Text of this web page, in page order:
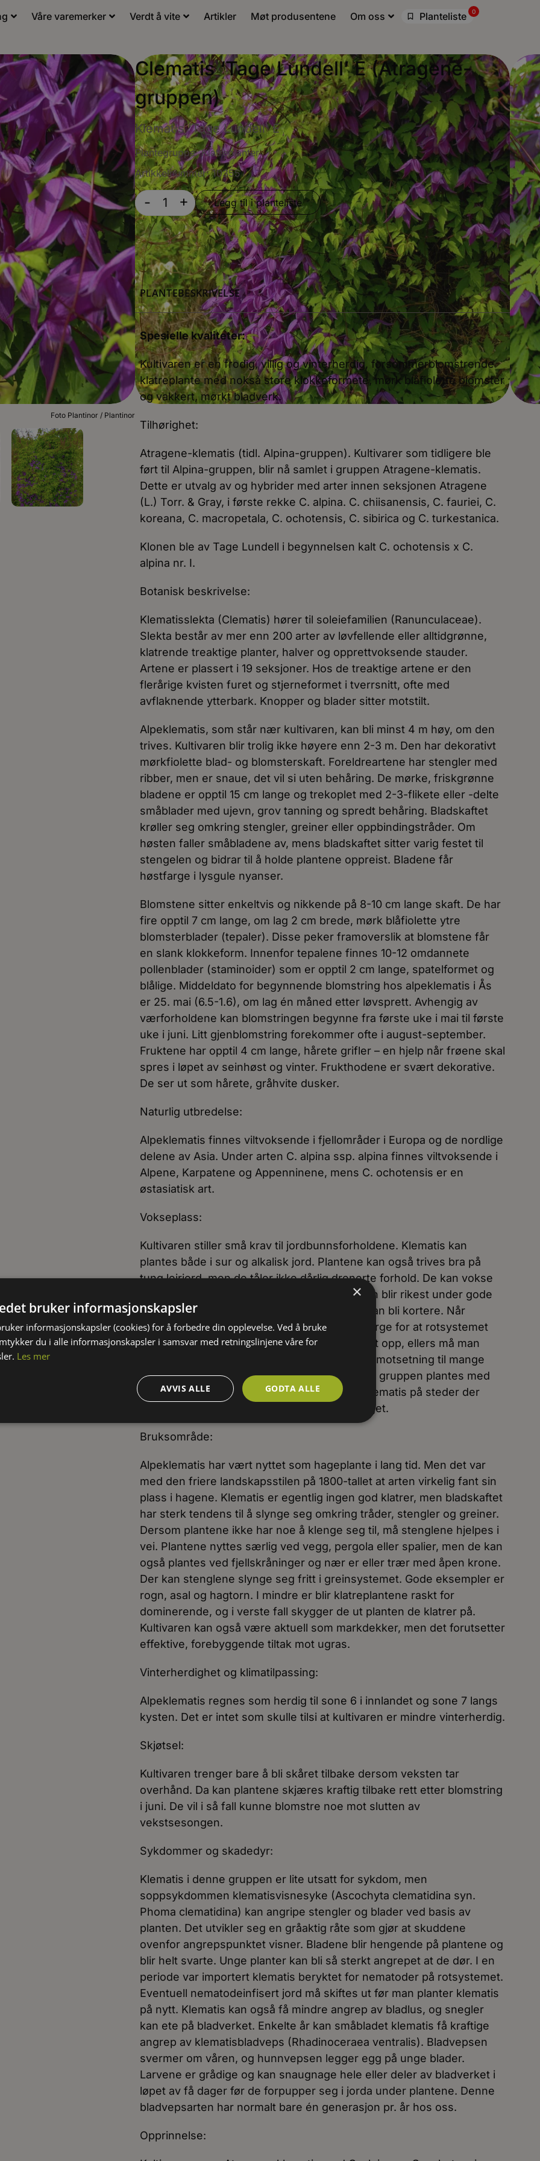
Våre varemerker Verdt å vite Artikler Møt produsentene Om oss Planteliste 0
Foto Plantinor / Plantinor
Clematis ‘Tage Lundell’ E (Atragene-
gruppen)
Klematis 'Tage Lundell' E
Plantegruppe:Klatreplanter
Artikkelnummer: 10355
- + Legg til i planteliste
PLANTEBESKRIVELSE
Spesielle kvaliteter:
Kultivaren er en frodig, villig og vinterherdig, forsommerblomstrende
klatreplante med nokså store klokkeformete, mørk blåfiolette blomster
og vakkert, mørkt bladverk.
Tilhørighet:
Atragene-klematis (tidl. Alpina-gruppen). Kultivarer som tidligere ble
ført til Alpina-gruppen, blir nå samlet i gruppen Atragene-klematis.
Dette er utvalg av og hybrider med arter innen seksjonen Atragene
(L.) Torr. & Gray, i første rekke C. alpina. C. chiisanensis, C. fauriei, C.
koreana, C. macropetala, C. ochotensis, C. sibirica og C. turkestanica.
Klonen ble av Tage Lundell i begynnelsen kalt C. ochotensis x C.
alpina nr. I.
Botanisk beskrivelse:
Klematisslekta (Clematis) hører til soleiefamilien (Ranunculaceae).
Slekta består av mer enn 200 arter av løvfellende eller alltidgrønne,
klatrende treaktige planter, halver og opprettvoksende stauder.
Artene er plassert i 19 seksjoner. Hos de treaktige artene er den
flerårige kvisten furet og stjerneformet i tverrsnitt, ofte med
avflaknende ytterbark. Knopper og blader sitter motstilt.
Alpeklematis, som står nær kultivaren, kan bli minst 4 m høy, om den
trives. Kultivaren blir trolig ikke høyere enn 2-3 m. Den har dekorativt
mørkfiolette blad- og blomsterskaft. Foreldreartene har stengler med
ribber, men er snaue, det vil si uten behåring. De mørke, friskgrønne
bladene er opptil 15 cm lange og trekoplet med 2-3-flikete eller -delte
småblader med ujevn, grov tanning og spredt behåring. Bladskaftet
krøller seg omkring stengler, greiner eller oppbindingstråder. Om
høsten faller småbladene av, mens bladskaftet sitter varig festet til
stengelen og bidrar til å holde plantene oppreist. Bladene får
høstfarge i lysgule nyanser.
Blomstene sitter enkeltvis og nikkende på 8-10 cm lange skaft. De har
fire opptil 7 cm lange, om lag 2 cm brede, mørk blåfiolette ytre
blomsterblader (tepaler). Disse peker framoverslik at blomstene får
en slank klokkeform. Innenfor tepalene finnes 10-12 omdannete
pollenblader (staminoider) som er opptil 2 cm lange, spatelformet og
blålige. Middeldato for begynnende blomstring hos alpeklematis i Ås
er 25. mai (6.5-1.6), om lag én måned etter løvsprett. Avhengig av
værforholdene kan blomstringen begynne fra første uke i mai til første
uke i juni. Litt gjenblomstring forekommer ofte i august-september.
Fruktene har opptil 4 cm lange, hårete grifler – en hjelp når frøene skal
spres i løpet av seinhøst og vinter. Frukthodene er svært dekorative.
De ser ut som hårete, gråhvite dusker.
Naturlig utbredelse:
Alpeklematis finnes viltvoksende i fjellområder i Europa og de nordlige
delene av Asia. Under arten C. alpina ssp. alpina finnes viltvoksende i
Alpene, Karpatene og Appenninene, mens C. ochotensis er en
østasiatisk art.
Vokseplass:
Kultivaren stiller små krav til jordbunnsforholdene. Klematis kan
plantes både i sur og alkalisk jord. Plantene kan også trives bra på
tung leirjord, men de tåler ikke dårlig drenerte forhold. De kan vokse
godt på skyggefulle steder, men blomstringen blir rikest under gode
lysforhold, selv om blomstringsperioden da kan bli kortere. Når
klematis blir plantet inntil en vegg, må man sørge for at rotsystemet
kommer utenfor det området som tørker raskt opp, ellers må man
vanne daglig inntil plantene er godt etablert. I motsetning til mange
andre klematis skal arter og kultivarer i denne gruppen plantes med
rothalsen i jordoverflaten. I naturen vokser klematis på steder der
rotsystemet og mange av stenglene er skygget.
Bruksområde:
Alpeklematis har vært nyttet som hageplante i lang tid. Men det var
med den friere landskapsstilen på 1800-tallet at arten virkelig fant sin
plass i hagene. Klematis er egentlig ingen god klatrer, men bladskaftet
har sterk tendens til å slynge seg omkring tråder, stengler og greiner.
Dersom plantene ikke har noe å klenge seg til, må stenglene hjelpes i
vei. Plantene nyttes særlig ved vegg, pergola eller spalier, men de kan
også plantes ved fjellskråninger og nær er eller trær med åpen krone.
Der kan stenglene slynge seg fritt i greinsystemet. Gode eksempler er
rogn, asal og hagtorn. I mindre er blir klatreplantene raskt for
dominerende, og i verste fall skygger de ut planten de klatrer på.
Kultivaren kan også være aktuell som markdekker, men det forutsetter
effektive, forebyggende tiltak mot ugras.
Vinterherdighet og klimatilpassing:
Alpeklematis regnes som herdig til sone 6 i innlandet og sone 7 langs
kysten. Det er intet som skulle tilsi at kultivaren er mindre vinterherdig.
Skjøtsel:
Kultivaren trenger bare å bli skåret tilbake dersom veksten tar
overhånd. Da kan plantene skjæres kraftig tilbake rett etter blomstring
i juni. De vil i så fall kunne blomstre noe mot slutten av
vekstsesongen.
Sykdommer og skadedyr:
Klematis i denne gruppen er lite utsatt for sykdom, men
soppsykdommen klematisvisnesyke (Ascochyta clematidina syn.
Phoma clematidina) kan angripe stengler og blader ved basis av
planten. Det utvikler seg en gråaktig råte som gjør at skuddene
ovenfor angrepspunktet visner. Bladene blir hengende på plantene og
blir helt svarte. Unge planter kan bli så sterkt angrepet at de dør. I en
periode var importert klematis beryktet for nematoder på rotsystemet.
Eventuell nematodeinfisert jord må skiftes ut før man planter klematis
på nytt. Klematis kan også få mindre angrep av bladlus, og snegler
kan ete på bladverket. Enkelte år kan småbladet klematis få kraftige
angrep av klematisbladveps (Rhadinoceraea ventralis). Bladvepsen
svermer om våren, og hunnvepsen legger egg på unge blader.
Larvene er grådige og kan snaugnage hele eller deler av bladverket i
løpet av få dager før de forpupper seg i jorda under plantene. Denne
bladvepsarten har normalt bare én generasjon pr. år hos oss.
Opprinnelse:
×
bruker informasjonskapsler
informasjonskapsler (cookies) for å forbedre din opplevelse. Ved å bruke
du i alle informasjonskapsler i samsvar med retningslinjene våre for
Les mer
GODTA ALLE
AVVIS ALLE